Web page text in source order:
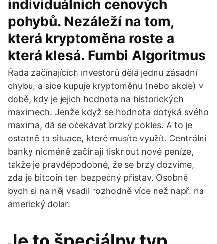
individuálních cenových
pohybů. Nezáleží na tom,
která kryptoměna roste a
která klesá. Fumbi Algoritmus
Řada začínajících investorů dělá jednu zásadní
chybu, a sice kupuje kryptoměnu (nebo akcie) v
době, kdy je jejich hodnota na historických
maximech. Jenže když se hodnota dotýká svého
maxima, dá se očekávat brzký pokles. A to je
ostatně ta situace, které musíte využít. Centrální
banky nicméně začínají tisknout nové peníze,
takže je pravděpodobné, že se brzy dozvíme,
zda je bitcoin ten bezpečný přístav. Osobně
bych si na něj vsadil rozhodně více než např. na
americký dolar.